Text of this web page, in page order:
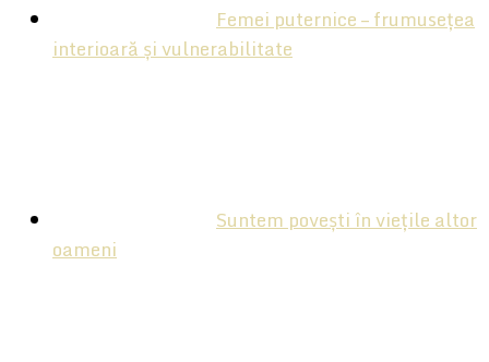
Femei puternice – frumusețea
interioară și vulnerabilitate
Suntem povești în viețile altor
oameni